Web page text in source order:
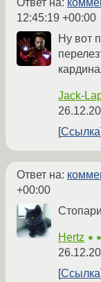
Ответ на:
12:45:19 +00:00
Ну вот
Jack-
Ссылка
Ответ на:
+00:00
Hertz
Ссылка